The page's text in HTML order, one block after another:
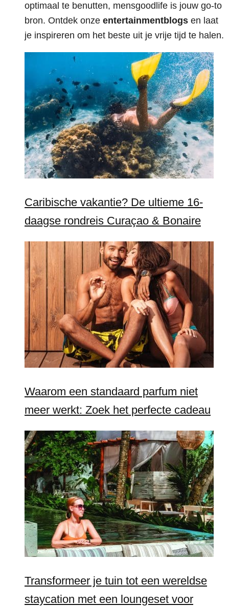
optimaal te benutten, mensgoodlife is jouw go-to
bron. Ontdek onze entertainmentblogs en laat
je inspireren om het beste uit je vrije tijd te halen.
Caribische vakantie? De ultieme 16-
daagse rondreis Curaçao & Bonaire
Waarom een standaard parfum niet
meer werkt: Zoek het perfecte cadeau
Transformeer je tuin tot een wereldse
staycation met een loungeset voor